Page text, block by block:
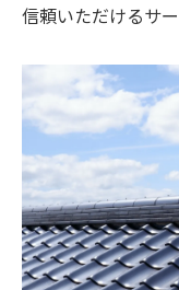
信頼いただけるサ